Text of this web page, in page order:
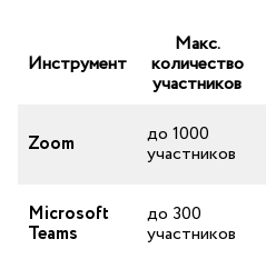
Инструмент
Макс.
количество
участников
Zoom до 1000
участников
Microsoft
Teams
до 300
участников